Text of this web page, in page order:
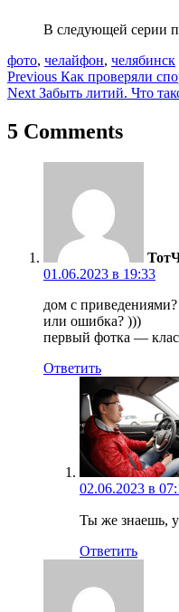
В следующей серии
фото, челайфон, челябинск
Навигация
по
записям
Previous Как проверяли
Next Забыть литий. Что
5 Comments
01.06.2023 в 19:33
дом с
или ошибка? )))
первый фотка —
Ответить
02.06.2023 в
Ты же знаешь,
Ответить